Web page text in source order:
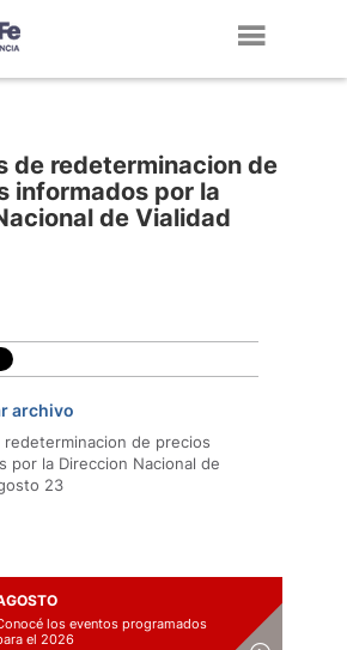
de redeterminacion de
informados por la
de Vialidad
archivo
redeterminacion de precios
por la Direccion Nacional de
23
los eventos programados
el 2026